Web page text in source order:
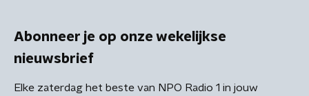
Abonneer je op onze wekelijkse
nieuwsbrief
Elke zaterdag het beste van NPO Radio 1 in jouw